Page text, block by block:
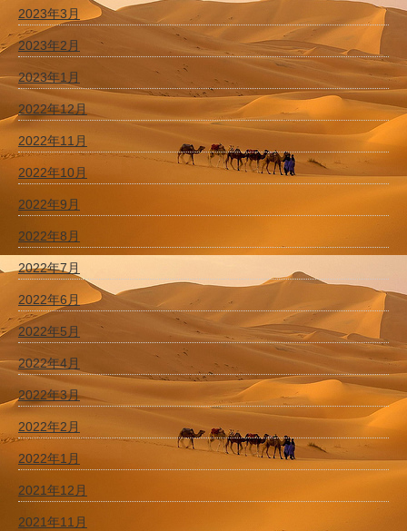
2023年3月
2023年2月
2023年1月
2022年12月
2022年11月
2022年10月
2022年9月
2022年8月
2022年7月
2022年6月
2022年5月
2022年4月
2022年3月
2022年2月
2022年1月
2021年12月
2021年11月